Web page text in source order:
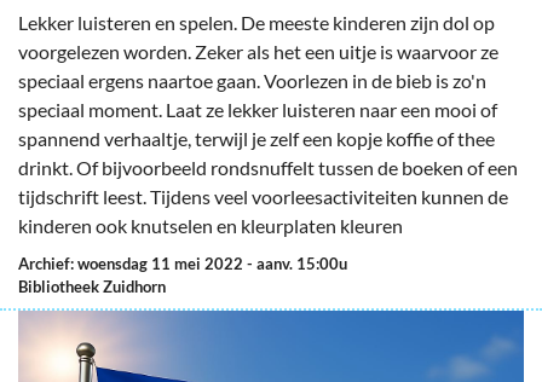
Lekker luisteren en spelen. De meeste kinderen zijn dol op
voorgelezen worden. Zeker als het een uitje is waarvoor ze
speciaal ergens naartoe gaan. Voorlezen in de bieb is zo'n
speciaal moment. Laat ze lekker luisteren naar een mooi of
spannend verhaaltje, terwijl je zelf een kopje koffie of thee
drinkt. Of bijvoorbeeld rondsnuffelt tussen de boeken of een
tijdschrift leest. Tijdens veel voorleesactiviteiten kunnen de
kinderen ook knutselen en kleurplaten kleuren
Archief: woensdag 11 mei 2022 - aanv. 15:00u
Bibliotheek Zuidhorn